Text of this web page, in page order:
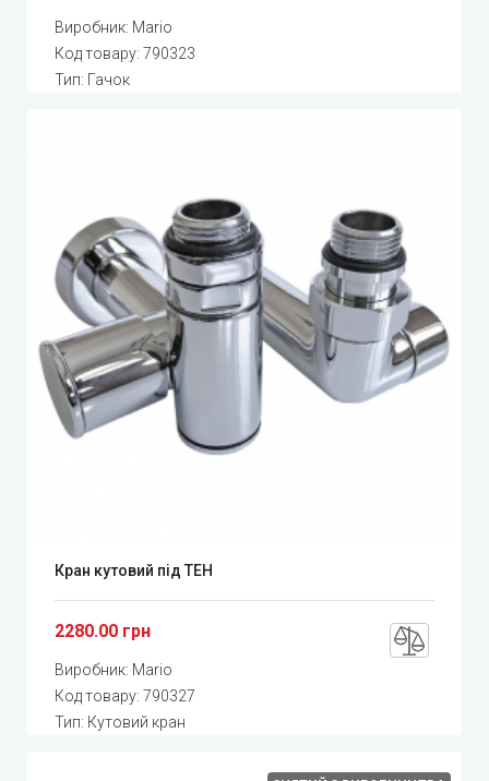
Виробник: Mario
Код товару: 790323
Тип: Гачок
Кран кутовий під ТЕН
2280.00 грн
Виробник: Mario
Код товару: 790327
Тип: Кутовий кран